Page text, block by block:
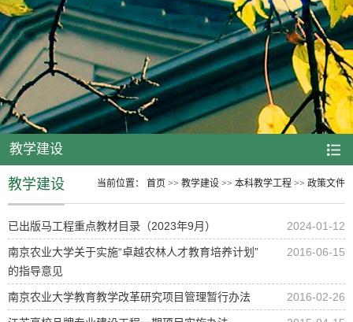
教学建设
当前位置： 首页 >> 教学建设 >> 本科教学工程 >> 政策文件
教学建设
已出版马工程重点教材目录（2023年9月） 2024-01-12
南京农业大学关于实施“卓越农林人才教育培养计划”
的指导意见
2016-06-15
南京农业大学教育教学改革研究项目管理暂行办法 2016-02-26